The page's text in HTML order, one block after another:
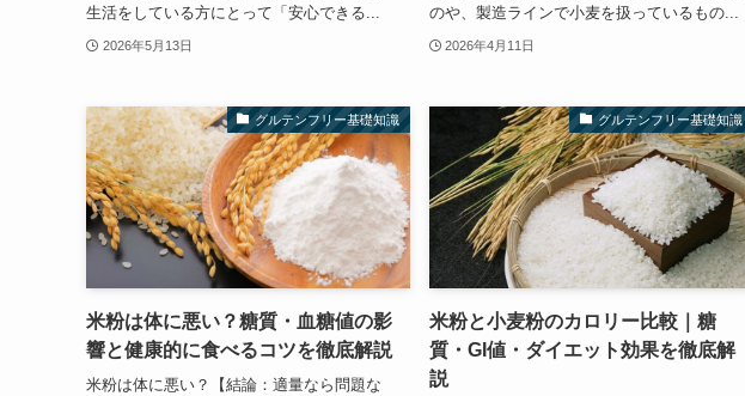
生活をしている方にとって「安心できる...
2026年5月13日
のや、製造ラインで小麦を扱っているもの...
2026年4月11日
グルテンフリー基礎知識
米粉は体に悪い？糖質・血糖値の影
響と健康的に食べるコツを徹底解説
米粉は体に悪い？【結論：適量なら問題な
グルテンフリー基礎知識
米粉と小麦粉のカロリー比較｜糖
質・GI値・ダイエット効果を徹底解
説